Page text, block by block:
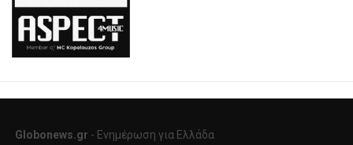
Globonews.gr - Ενημέρωση για Ελλάδα